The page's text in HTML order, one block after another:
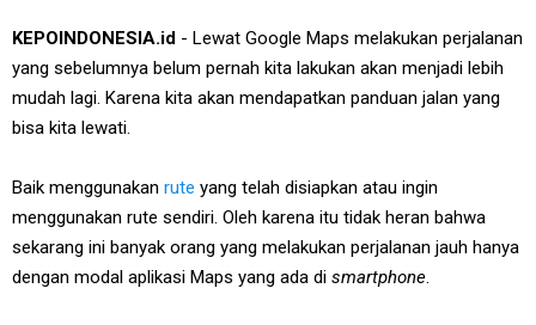
KEPOINDONESIA.id - Lewat Google Maps melakukan perjalanan
yang sebelumnya belum pernah kita lakukan akan menjadi lebih
mudah lagi. Karena kita akan mendapatkan panduan jalan yang
bisa kita lewati.
Baik menggunakan rute yang telah disiapkan atau ingin
menggunakan rute sendiri. Oleh karena itu tidak heran bahwa
sekarang ini banyak orang yang melakukan perjalanan jauh hanya
dengan modal aplikasi Maps yang ada di smartphone.